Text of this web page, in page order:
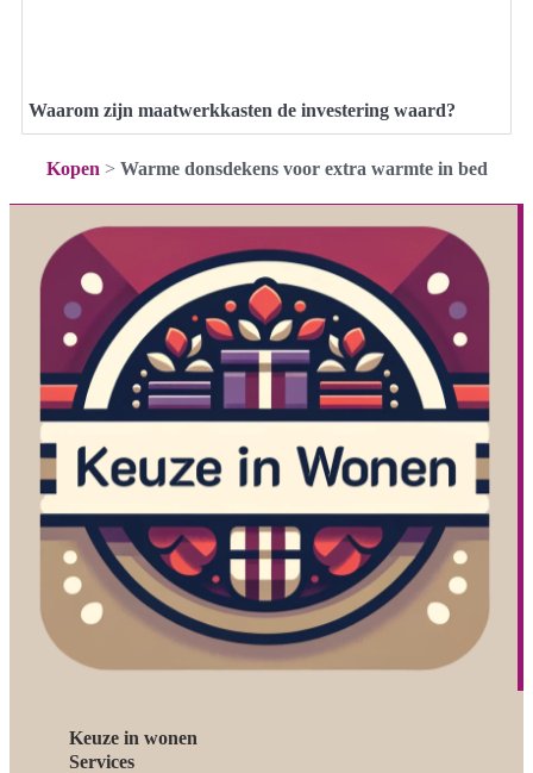
Waarom zijn maatwerkkasten de investering waard?
Kopen > Warme donsdekens voor extra warmte in bed
Keuze in wonen
Services